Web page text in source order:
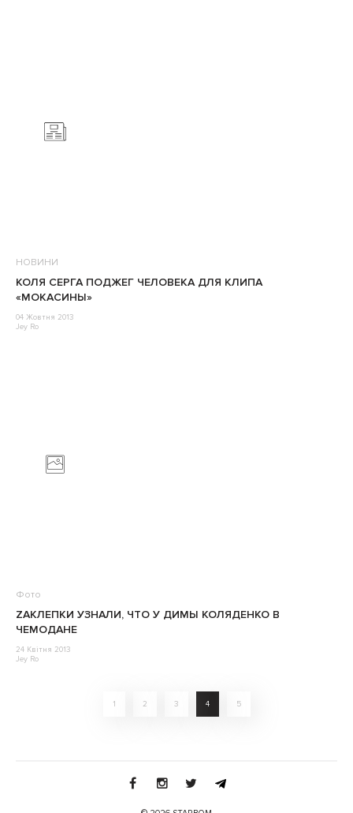
НОВИНИ
КОЛЯ СЕРГА ПОДЖЕГ ЧЕЛОВЕКА ДЛЯ КЛИПА
«МОКАСИНЫ»
04 Жовтня 2013
Jey Ro
Фото
ZАКЛЕПКИ УЗНАЛИ, ЧТО У ДИМЫ КОЛЯДЕНКО В
ЧЕМОДАНЕ
24 Квітня 2013
Jey Ro
1 2 3 4 5